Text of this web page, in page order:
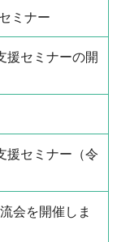
ミナー
援セミナーの開
援セミナー（令
会を開催しま